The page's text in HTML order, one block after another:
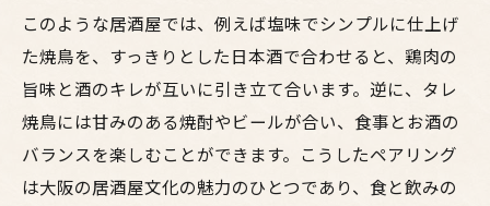
このような居酒屋では、例えば塩味でシンプルに仕上げ
た焼鳥を、すっきりとした日本酒で合わせると、鶏肉の
旨味と酒のキレが互いに引き立て合います。逆に、タレ
焼鳥には甘みのある焼酎やビールが合い、食事とお酒の
バランスを楽しむことができます。こうしたペアリング
は大阪の居酒屋文化の魅力のひとつであり、食と飲みの